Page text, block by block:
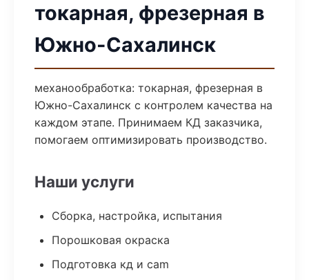
токарная, фрезерная в
Южно-Сахалинск
механообработка: токарная, фрезерная в
Южно-Сахалинск с контролем качества на
каждом этапе. Принимаем КД заказчика,
помогаем оптимизировать производство.
Наши услуги
Сборка, настройка, испытания
Порошковая окраска
Подготовка кд и cam